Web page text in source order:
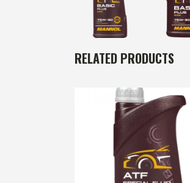
RELATED PRODUCTS